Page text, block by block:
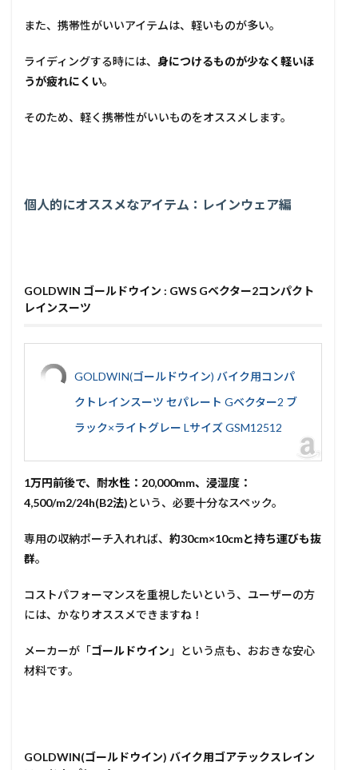
また、携帯性がいいアイテムは、軽いものが多い。
ライディングする時には、 身につけるものが少なく軽いほ
うが疲れにくい。
そのため、軽く携帯性がいいものをオススメします。
個人的にオススメなアイテム：レインウェア編
GOLDWIN ゴールドウイン : GWS Gベクター2コンパクト
レインスーツ
GOLDWIN(ゴールドウイン) バイク用コンパ
クトレインスーツ セパレート Gベクター2 ブ
ラック×ライトグレー Lサイズ GSM12512
1万円前後で、耐水性：20,000mm、浸湿度：
4,500/m2/24h(B2法)という、必要十分なスペック。
専用の収納ポーチ入れれば、 約30cm×10cmと持ち運びも抜
群。
コストパフォーマンスを重視したいという、ユーザーの方
には、かなりオススメできますね！
メーカーが「ゴールドウイン 」という点も、おおきな安心
材料です。
GOLDWIN(ゴールドウイン) バイク用ゴアテックスレイン